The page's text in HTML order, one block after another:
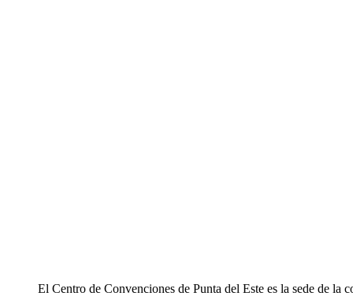
El Centro de Convenciones de Punta del Este es la sede de